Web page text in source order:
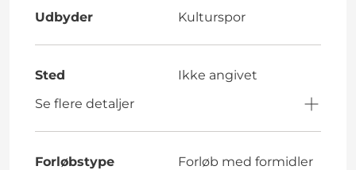
Udbyder Kulturspor
Sted
Ikke angivet
Se flere detaljer
Forløbstype
Forløb med formidler